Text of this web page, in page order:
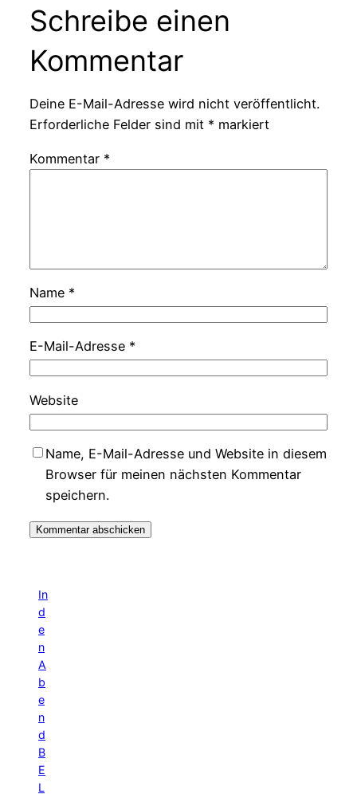
Schreibe einen
Kommentar
Deine E-Mail-Adresse wird nicht veröffentlicht.
Erforderliche Felder sind mit * markiert
Kommentar *
Name *
E-Mail-Adresse *
Website
Name, E-Mail-Adresse und Website in diesem
Browser für meinen nächsten Kommentar
speichern.
In
d
e
n
A
b
e
n
d
B
E
L